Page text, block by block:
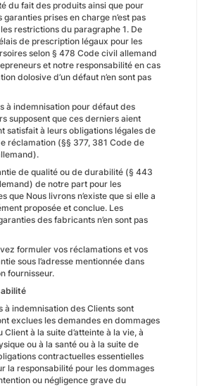
du fait des produits ainsi que pour
garanties prises en charge n’est pas
restrictions du paragraphe 1. De
de prescription légaux pour les
selon § 478 Code civil allemand
et notre responsabilité en cas
dolosive d’un défaut n’en sont pas
à indemnisation pour défaut des
supposent que ces derniers aient
satisfait à leurs obligations légales de
réclamation (§§ 377, 381 Code de
de qualité ou de durabilité (§ 443
de notre part pour les
que Nous livrons n’existe que si elle a
proposée et conclue. Les
des fabricants n’en sont pas
formuler vos réclamations et vos
sous l’adresse mentionnée dans
fournisseur.
à indemnisation des Clients sont
exclues les demandes en dommages
Client à la suite d’atteinte à la vie, à
ou à la santé ou à la suite de
contractuelles essentielles
la responsabilité pour les dommages
ou négligence grave du